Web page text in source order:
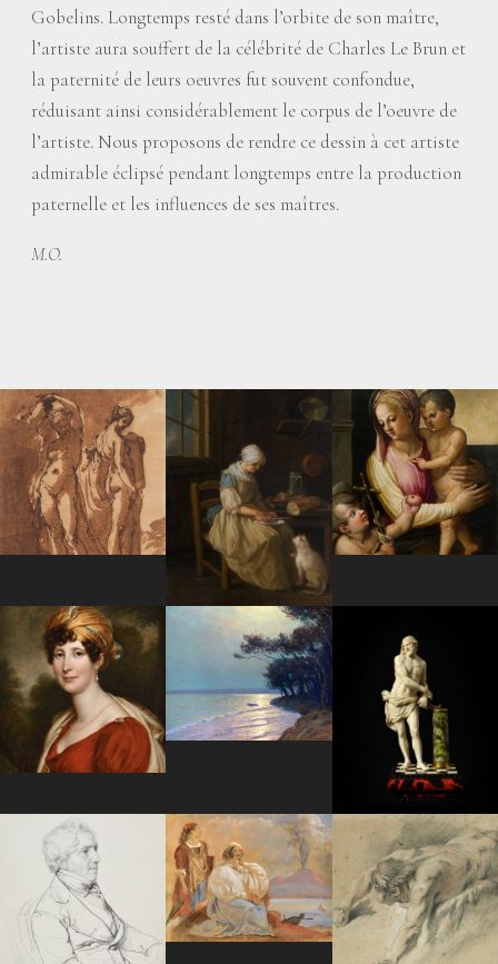
Gobelins. Longtemps resté dans l’orbite de son maître,
l’artiste aura souffert de la célébrité de Charles Le Brun et
la paternité de leurs oeuvres fut souvent confondue,
réduisant ainsi considérablement le corpus de l’oeuvre de
l’artiste. Nous proposons de rendre ce dessin à cet artiste
admirable éclipsé pendant longtemps entre la production
paternelle et les influences de ses maîtres.
M.O.